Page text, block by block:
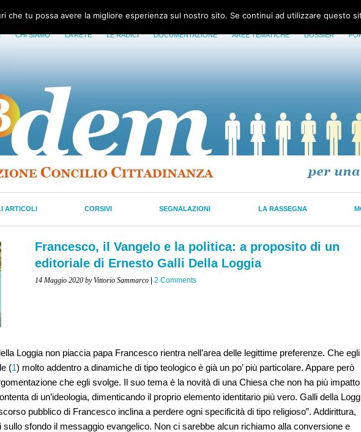
CHI SIAMO LA RETE LE RADICI DOCUMENTAZIONE AREE TEMATICHE DOSSIER
ARTICOLI CORSIVI SEGNALAZIONI LA RASSEGNA
Francesco, il Vangelo e la politica: a proposito di un
editoriale di Ernesto Galli Della Loggia
14 Maggio 2020 by Vittorio Sammarco| 2 Comments
Loggia non piaccia papa Francesco rientra nell’area delle legittime preferenze. Che
(1) molto addentro a dinamiche di tipo teologico è già un po’ più particolare. Appare però
che egli svolge. Il suo tema è la novità di una Chiesa che non ha più impatto
di un’ideologia, dimenticando il proprio elemento identitario più vero. Galli della
pubblico di Francesco inclina a perdere ogni specificità di tipo religioso”. Addirittura,
sfondo il messaggio evangelico. Non ci sarebbe alcun richiamo alla conversione e
che tu possa avere la migliore esperienza sul nostro sito. Se continui ad utilizzare questo